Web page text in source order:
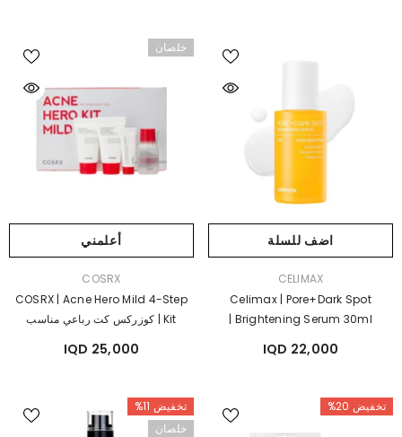
اضف للسلة
CELIMAX
Celimax | Pore+Dark Spot
Brightening Serum 30ml |
مشاكل المسام
22,000 IQD
خلصان
أعلمني
COSRX
COSRX | Acne Hero Mild 4-Step
Kit | كوزركس كت رباعي مناسب
25,000 IQD
تخفيض 20%
تخفيض 11%
خلصان